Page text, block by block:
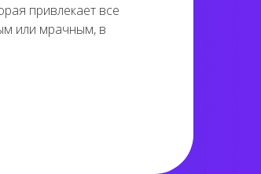
привлекает все
или мрачным, в